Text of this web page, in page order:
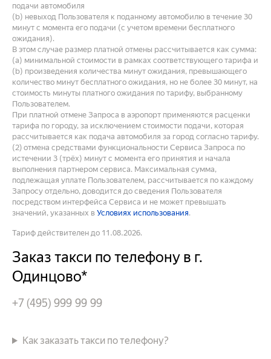
подачи автомобиля
(b) невыход Пользователя к поданному автомобилю в течение 30
минут с момента его подачи (с учетом времени бесплатного
ожидания).
В этом случае размер платной отмены рассчитывается как сумма:
(a) минимальной стоимости в рамках соответствующего тарифа и
(b) произведения количества минут ожидания, превышающего
количество минут бесплатного ожидания, но не более 30 минут, на
стоимость минуты платного ожидания по тарифу, выбранному
Пользователем.
При платной отмене Запроса в аэропорт применяются расценки
тарифа по городу, за исключением стоимости подачи, которая
рассчитывается как подача автомобиля за город согласно тарифу.
(2) отмена средствами функциональности Сервиса Запроса по
истечении 3 (трёх) минут с момента его принятия и начала
выполнения партнером сервиса. Максимальная сумма,
подлежащая уплате Пользователем, рассчитывается по каждому
Запросу отдельно, доводится до сведения Пользователя
посредством интерфейса Сервиса и не может превышать
значений, указанных в Условиях использования.
Тариф действителен до 11.08.2026.
Заказ такси по телефону в г.
Одинцово*
+7 (495) 999 99 99
Как заказать такси по телефону?